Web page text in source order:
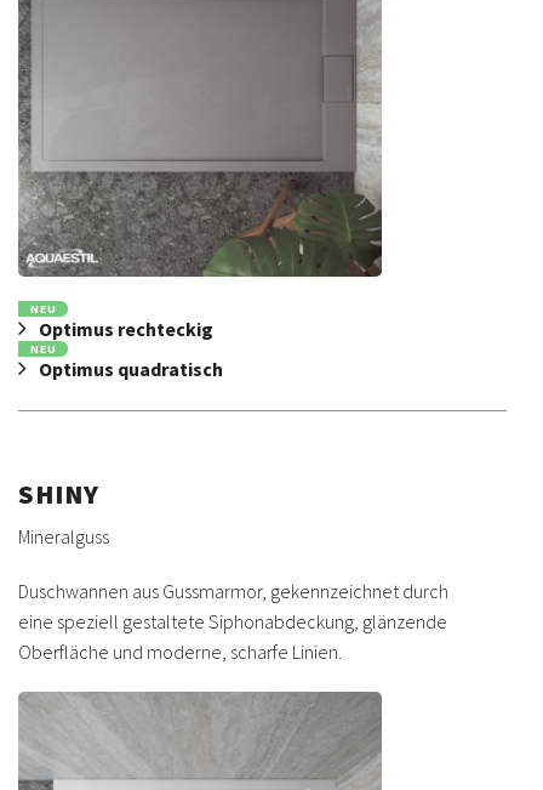
NEU
Optimus rechteckig
NEU
Optimus quadratisch
SHINY
Mineralguss
Duschwannen aus Gussmarmor, gekennzeichnet durch
eine speziell gestaltete Siphonabdeckung, glänzende
Oberfläche und moderne, scharfe Linien.